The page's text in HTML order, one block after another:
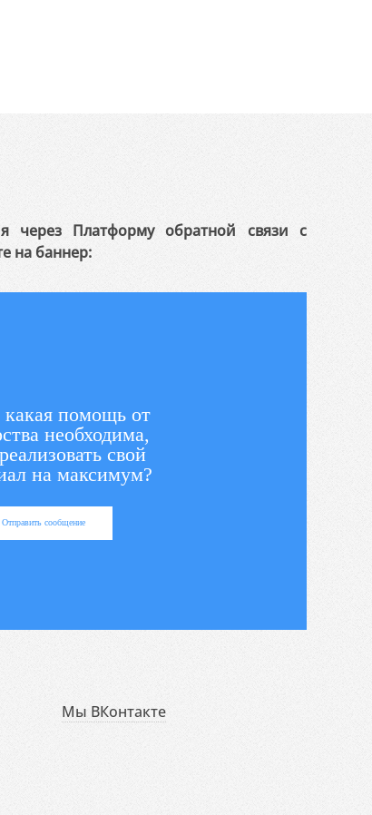
через Платформу обратной связи с
на баннер:
какая помощь от
необходима,
свой
на максимум?
Отправить сообщение
Мы ВКонтакте